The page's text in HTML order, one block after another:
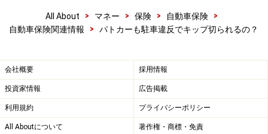
All About > マネー > 保険 > 自動車保険
>
自動車保険関連情報
> パトカーも駐車違反でキップ切られるの？
会社概要 採用情報
投資家情報 広告掲載
利用規約 プライバシーポリシー
All Aboutについて 著作権・商標・免責